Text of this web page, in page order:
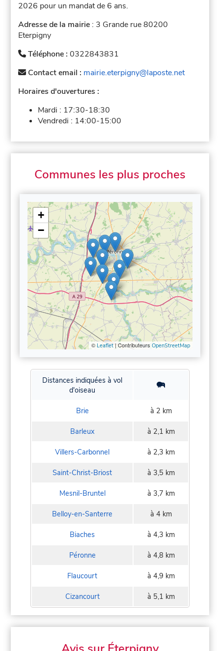
2026 pour un mandat de 6 ans.
Adresse de la mairie : 3 Grande rue 80200
Eterpigny
Téléphone :0322843831
Contact email : mairie.eterpigny@laposte.net
Horaires d'ouvertures :
Mardi : 17:30-18:30
Vendredi : 14:00-15:00
Communes les plus proches
+
−
© Leaflet| Contributeurs OpenStreetMap
Distances indiquées à vol
d'oiseau
Brie à 2 km
Barleux à 2,1 km
Villers-Carbonnel à 2,3 km
Saint-Christ-Briost à 3,5 km
Mesnil-Bruntel à 3,7 km
Belloy-en-Santerre à 4 km
Biaches à 4,3 km
Péronne à 4,8 km
Flaucourt à 4,9 km
Cizancourt à 5,1 km